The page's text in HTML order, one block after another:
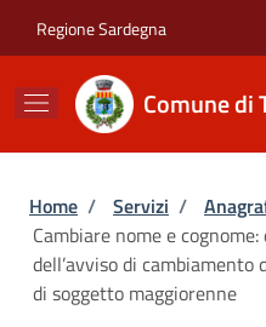
Regione Sardegna
Comune di
Briciole di
Home / Servizi /
Cambiare nome e
dell’avviso di
di soggetto maggiorenne